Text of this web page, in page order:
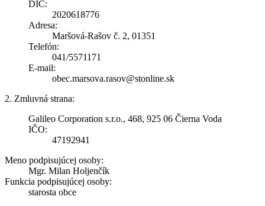
DIČ:
2020618776
Adresa:
Maršová-Rašov č. 2, 01351
Telefón:
041/5571171
E-mail:
obec.marsova.rasov@stonline.sk
2. Zmluvná strana:
Galileo Corporation s.r.o., 468, 925 06 Čierna Voda
IČO:
47192941
Meno podpisujúcej osoby:
Mgr. Milan Holjenčík
Funkcia podpisujúcej osoby:
starosta obce